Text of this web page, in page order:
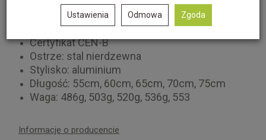
funkcjonalność czekana
Ostry wytrzymały grot ze stali nierdzewnej
Certyfikat CEN-B
Ostrze: stal nierdzewna
Stylisko: aluminium
Długość: 55cm, 60cm, 65cm, 70cm, 75cm
Waga: 486g, 503g, 520g, 536g, 553
Informacje o producencie
Ustawienia Odmowa Zgoda